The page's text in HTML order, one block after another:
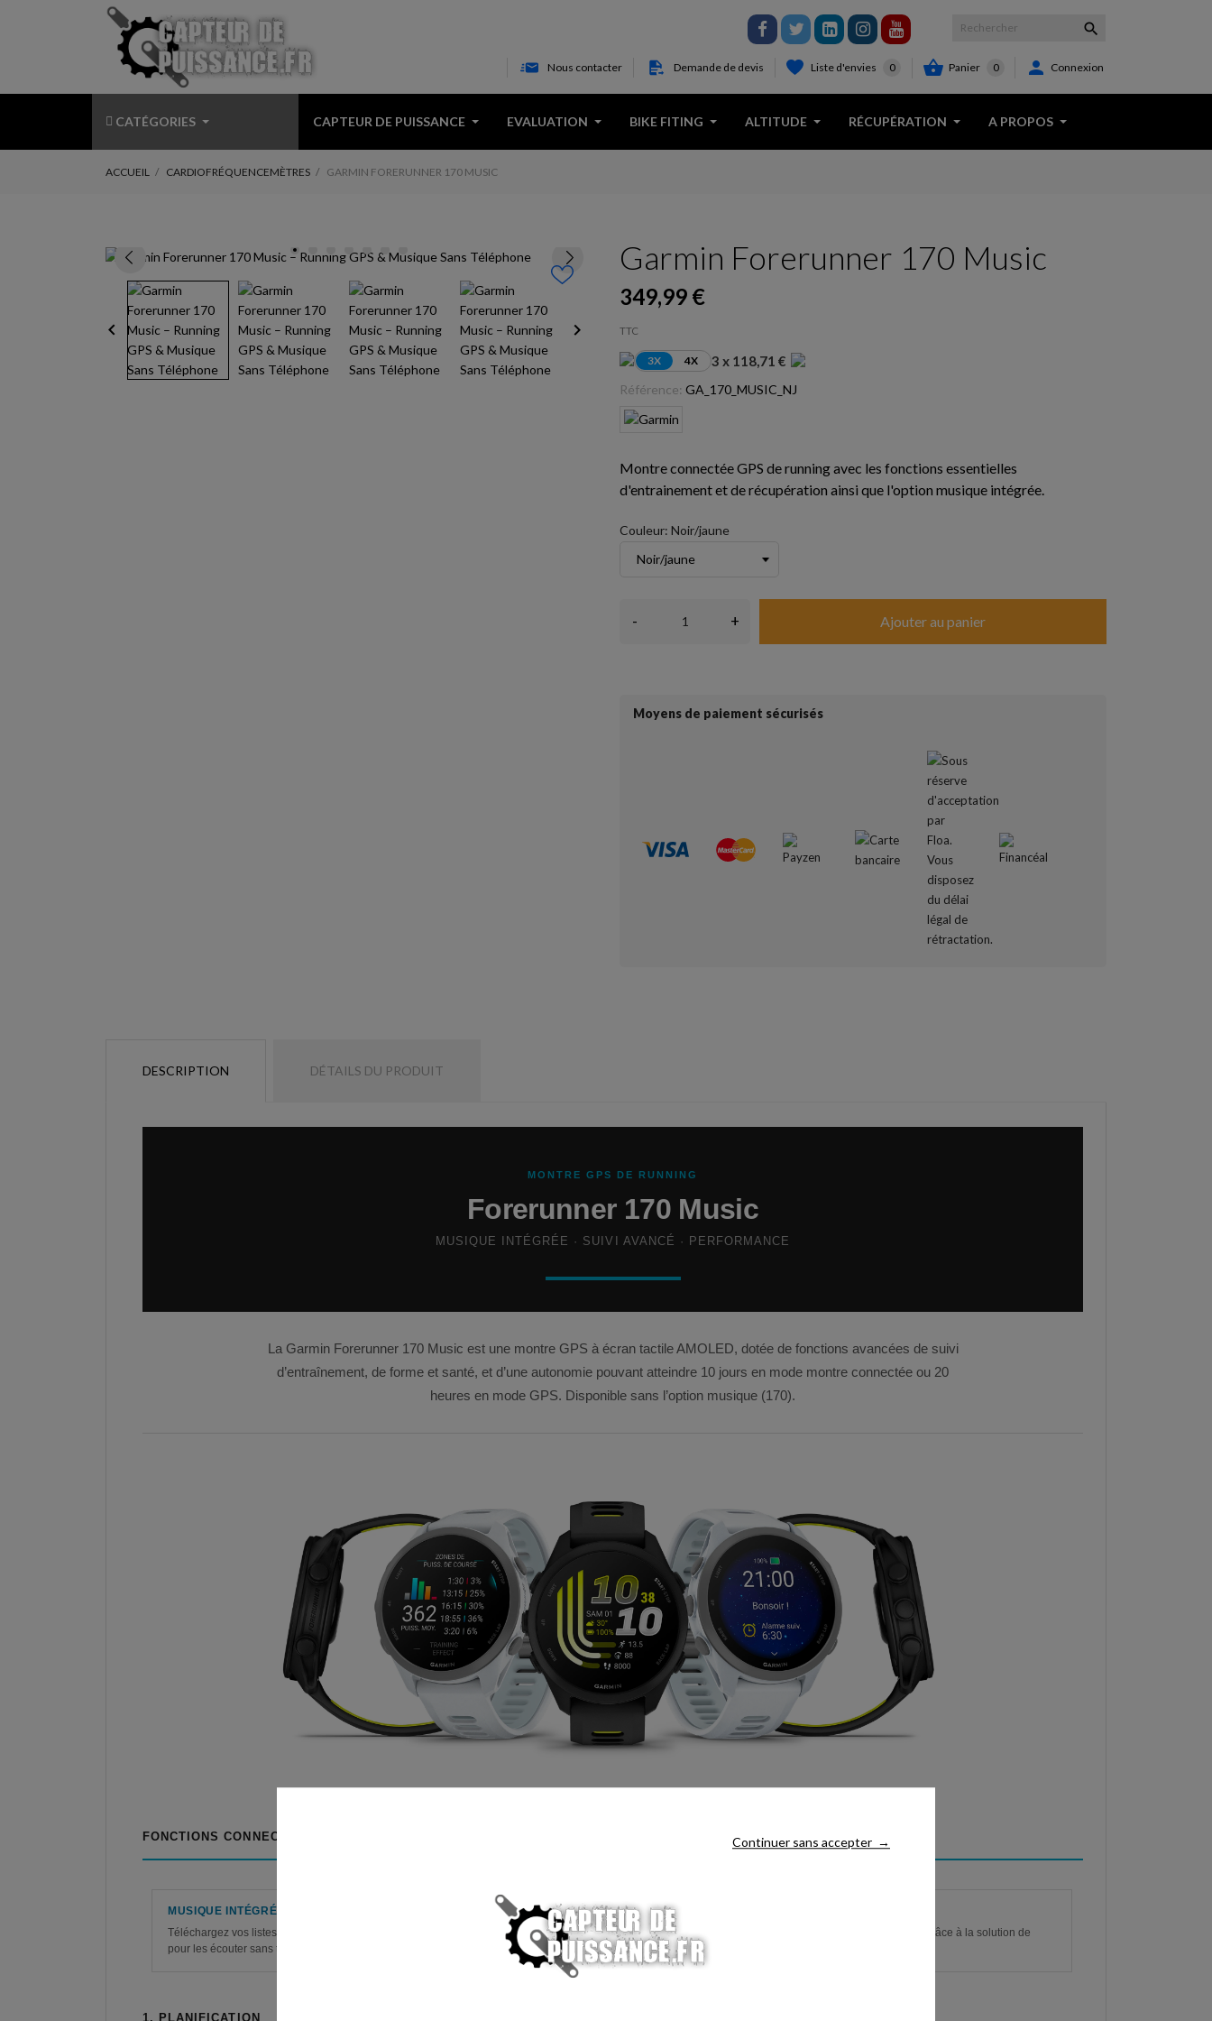
Continuer sans accepter →

Nous contacter Demande de devis Liste d'envies 0  Panier 0  Connexion
CATÉGORIES CAPTEUR DE PUISSANCE EVALUATION BIKE FITING ALTITUDE RÉCUPÉRATION A PROPOS
ACCUEIL CARDIOFRÉQUENCEMÈTRES GARMIN FORERUNNER 170 MUSIC
keyboard_arrow_left keyboard_arrow_right
Garmin Forerunner 170 Music
349,99 €
TTC
3X 4X 3 x 118,71 €
Référence: GA_170_MUSIC_NJ
Montre connectée GPS de running avec les fonctions essentielles
d'entrainement et de récupération ainsi que l'option musique intégrée.
Couleur: Noir/jaune
- + Ajouter au panier
Moyens de paiement sécurisés
DESCRIPTION DÉTAILS DU PRODUIT
MONTRE GPS DE RUNNING
Forerunner 170 Music
MUSIQUE INTÉGRÉE · SUIVI AVANCÉ · PERFORMANCE
La Garmin Forerunner 170 Music est une montre GPS à écran tactile AMOLED, dotée de fonctions avancées de suivi
d’entraînement, de forme et santé, et d’une autonomie pouvant atteindre 10 jours en mode montre connectée ou 20
heures en mode GPS. Disponible sans l’option musique (170).
FONCTIONS CONNECTÉES
MUSIQUE INTÉGRÉE
Téléchargez vos listes de chansons Spotify ou Deezer directement sur votre montre
pour les écouter sans téléphone (un abonnement peut être requis).
GARMIN PAY™
Payez en toute simplicité directement depuis votre poignet grâce à la solution de
paiement sans contact Garmin Pay.
1. PLANIFICATION